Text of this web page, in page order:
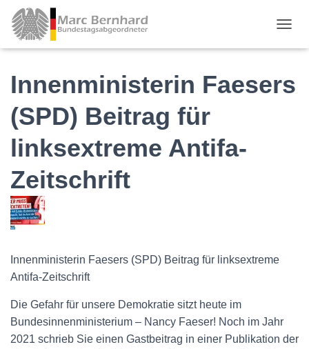
Innenministerin Faesers
(SPD) Beitrag für
linksextreme Antifa-
Zeitschrift
Innenministerin Faesers (SPD) Beitrag für linksextreme
Antifa-Zeitschrift
Die Gefahr für unsere Demokratie sitzt heute im
Bundesinnenministerium – Nancy Faeser! Noch im Jahr
2021 schrieb Sie einen Gastbeitrag in einer Publikation der